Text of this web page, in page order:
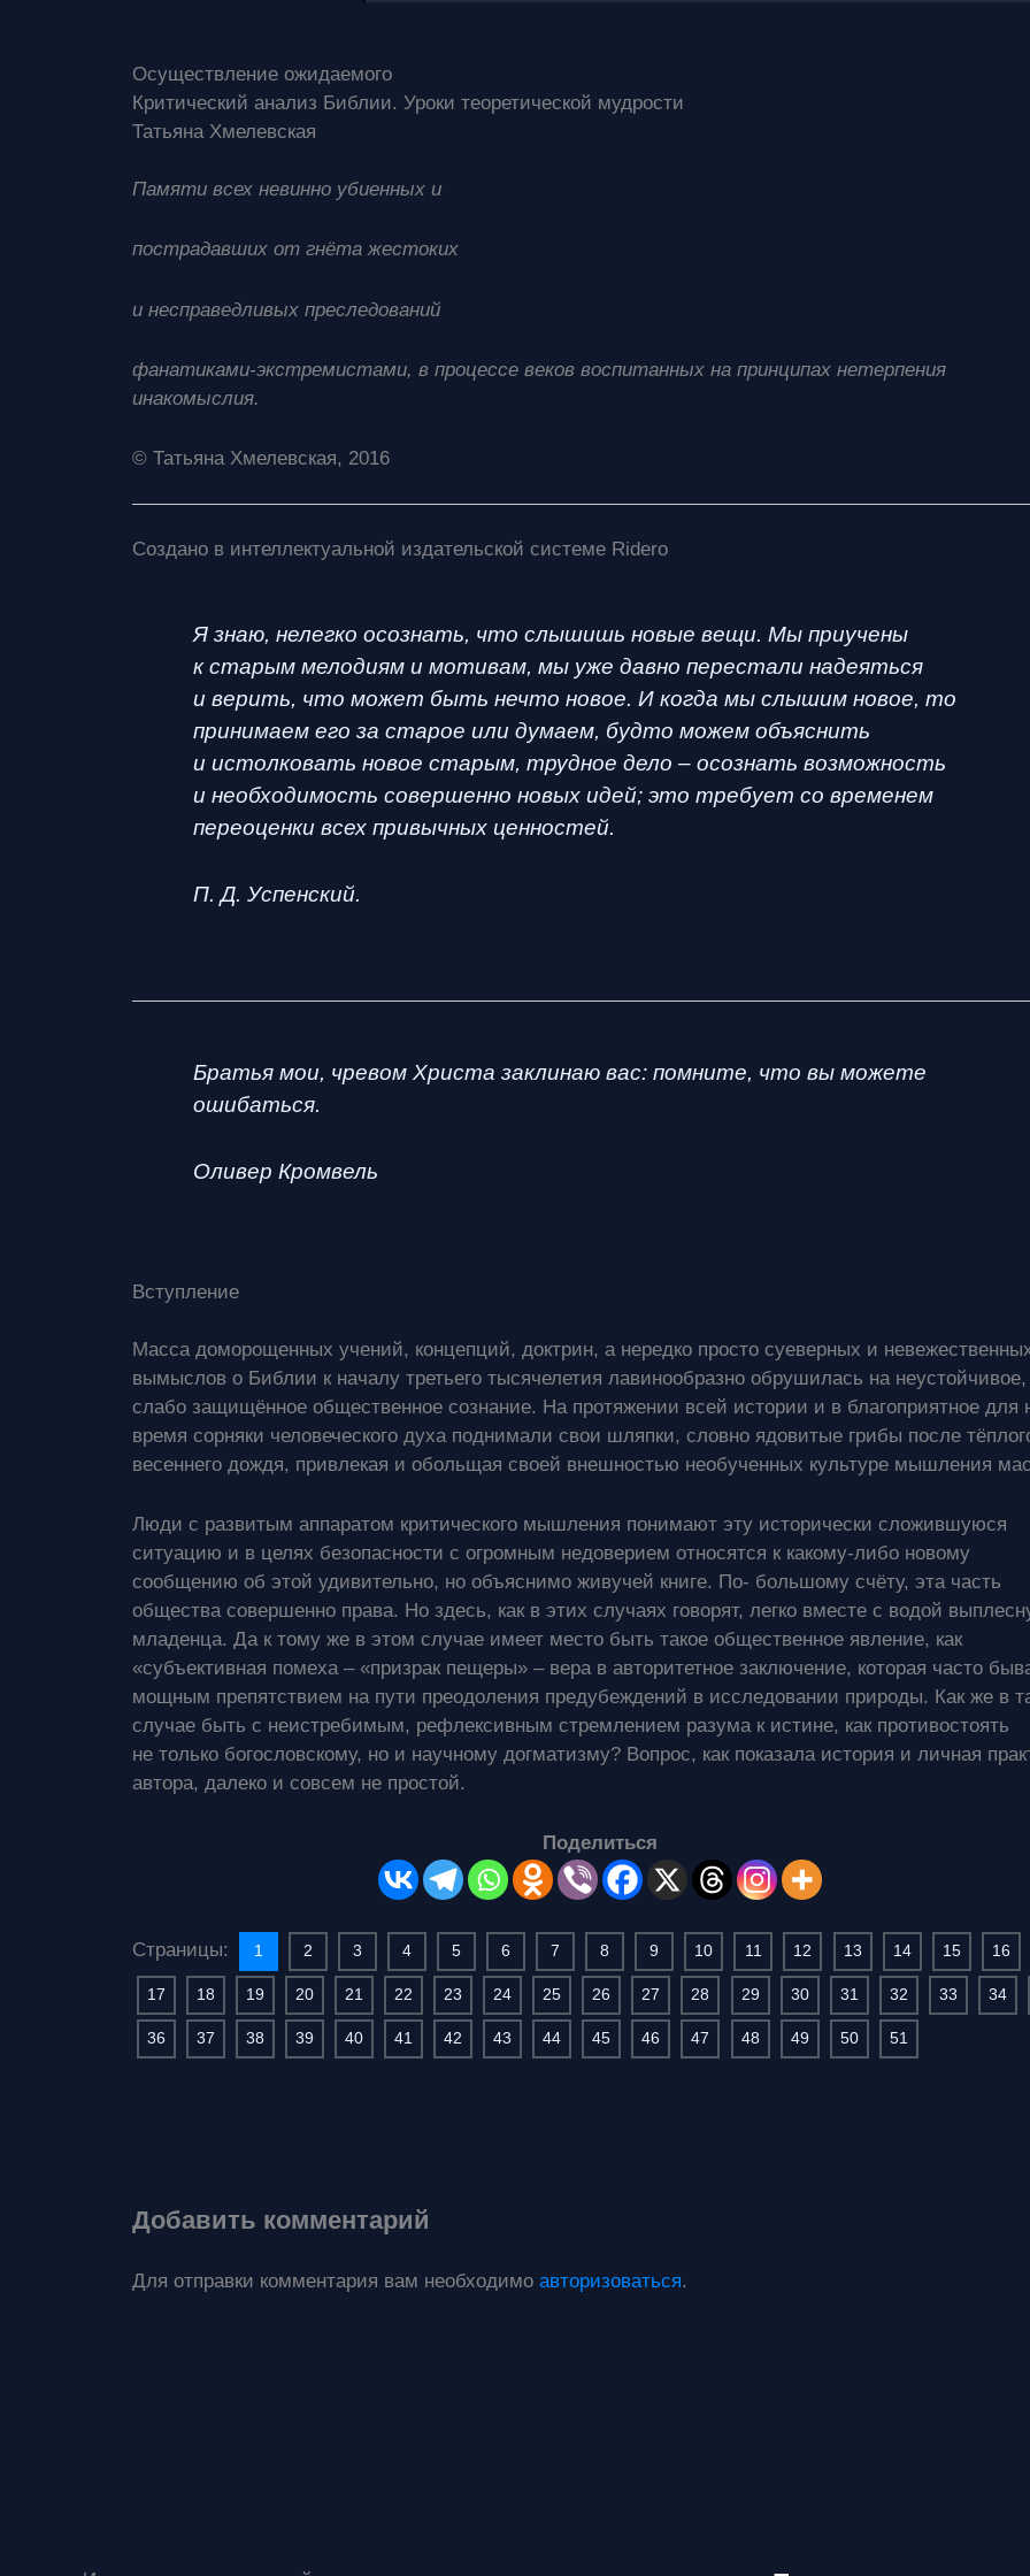
Осуществление ожидаемого
Критический анализ Библии. Уроки теоретической мудрости
Татьяна Хмелевская
Памяти всех невинно убиенных и
пострадавших от гнёта жестоких
и несправедливых преследований
фанатиками-экстремистами, в процессе веков воспитанных на принципах нетерпения
инакомыслия.
© Татьяна Хмелевская, 2016
Создано в интеллектуальной издательской системе Ridero
Я знаю, нелегко осознать, что слышишь новые вещи. Мы приучены
к старым мелодиям и мотивам, мы уже давно перестали надеяться
и верить, что может быть нечто новое. И когда мы слышим новое, то
принимаем его за старое или думаем, будто можем объяснить
и истолковать новое старым, трудное дело – осознать возможность
и необходимость совершенно новых идей; это требует со временем
переоценки всех привычных ценностей.
П. Д. Успенский.
Братья мои, чревом Христа заклинаю вас: помните, что вы можете
ошибаться.
Оливер Кромвель
Вступление
Масса доморощенных учений, концепций, доктрин, а нередко просто суеверных и
вымыслов о Библии к началу третьего тысячелетия лавинообразно обрушилась на неустойчивое,
слабо защищённое общественное сознание. На протяжении всей истории и в благоприятное для
время сорняки человеческого духа поднимали свои шляпки, словно ядовитые грибы после
весеннего дождя, привлекая и обольщая своей внешностью необученных культуре мышления
Люди с развитым аппаратом критического мышления понимают эту исторически сложившуюся
ситуацию и в целях безопасности с огромным недоверием относятся к какому-либо новому
сообщению об этой удивительно, но объяснимо живучей книге. По- большому счёту, эта часть
общества совершенно права. Но здесь, как в этих случаях говорят, легко вместе с водой
младенца. Да к тому же в этом случае имеет место быть такое общественное явление, как
«субъективная помеха – «призрак пещеры» – вера в авторитетное заключение, которая часто
мощным препятствием на пути преодоления предубеждений в исследовании природы. Как же в
случае быть с неистребимым, рефлексивным стремлением разума к истине, как противостоять
не только богословскому, но и научному догматизму? Вопрос, как показала история и личная
автора, далеко и совсем не простой.
Поделиться
Страницы: 1 2 3 4 5 6 7 8 9 10 11 12 13 14 15 16
17 18 19 20 21 22 23 24 25 26 27 28 29 30 31 32 33 34
36 37 38 39 40 41 42 43 44 45 46 47 48 49 50 51
Добавить комментарий
Для отправки комментария вам необходимо авторизоваться.